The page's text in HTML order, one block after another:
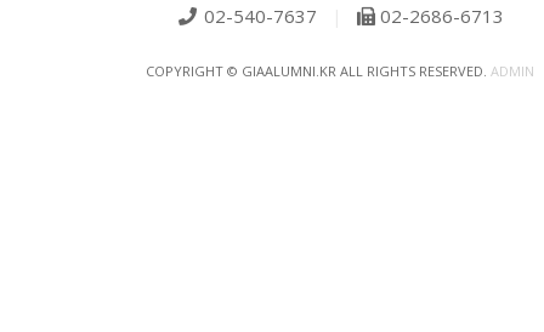
02-540-7637
02-2686-6713
COPYRIGHT © GIAALUMNI.KR ALL RIGHTS RESERVED. ADMIN